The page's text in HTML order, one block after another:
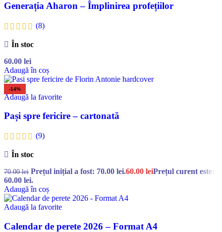
Generația Aharon – Împlinirea profețiilor
(8)
În stoc
60.00 lei
Adaugă în coș
-14%
Adaugă la favorite
Pași spre fericire – cartonată
(9)
În stoc
70.00lei Prețul inițial a fost: 70.00 lei.60.00 leiPrețul curent este:
60.00 lei.
Adaugă în coș
Adaugă la favorite
Calendar de perete 2026 – Format A4